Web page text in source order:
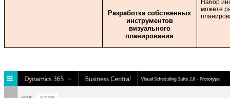
Разработка собственных
инструментов
визуального
планирования
Набор
можете